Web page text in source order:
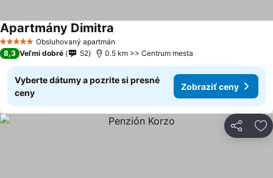
5 Počet hviezdičiekObsluhovaný apartmán
Apartmány Dimitra
8,3 Veľmi dobré 52 0.5 km >> Centrum mesta
Vyberte dátumy a pozrite si presné
ceny
Zobraziť ceny
Zdieľať